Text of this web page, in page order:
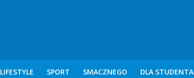
LIFESTYLE SPORT SMACZNEGO DLA STUDENTA